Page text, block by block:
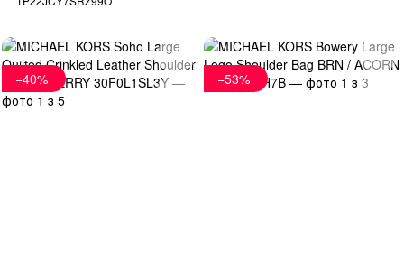
−40% −53%